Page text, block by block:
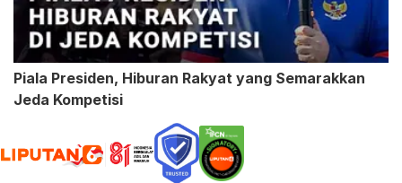
Piala Presiden, Hiburan Rakyat yang Semarakkan
Jeda Kompetisi